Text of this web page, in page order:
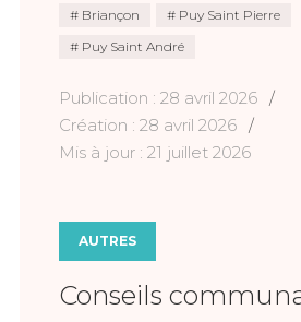
Briançon
Puy Saint Pierre
Puy Saint André
Publication : 28 avril 2026
Création : 28 avril 2026
Mis à jour : 21 juillet 2026
AUTRES
Conseils